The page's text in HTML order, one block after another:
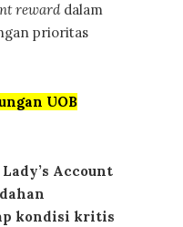
rewarddalam
prioritas
UOB
Account
kondisi kritis